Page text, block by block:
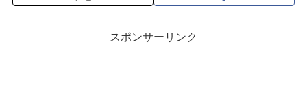
スポンサーリンク